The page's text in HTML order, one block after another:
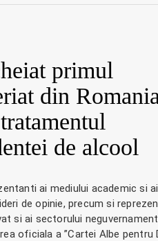
primul
din Romania
de alcool
ai mediului academic si
de opinie, precum si
si ai sectorului
oficiala a ”Cartei Albe pentru